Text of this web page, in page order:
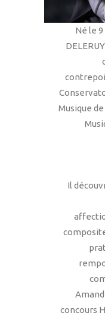
Né le
Musique
Il
concours